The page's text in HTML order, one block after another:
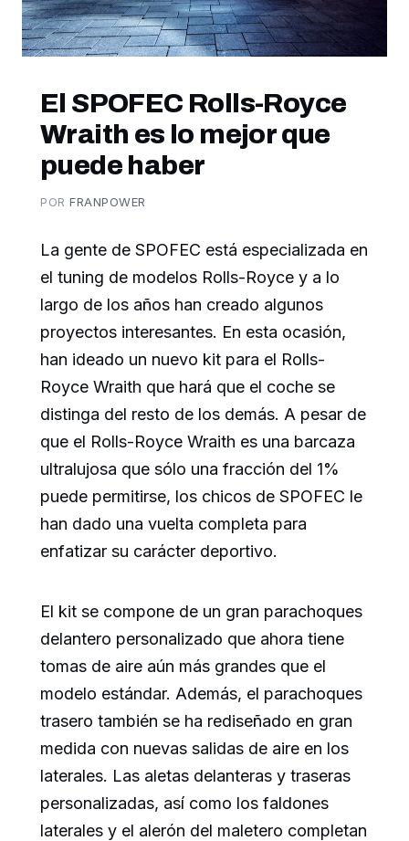
El SPOFEC Rolls-Royce
Wraith es lo mejor que
puede haber
PORFRANPOWER
La gente de SPOFEC está especializada en
el tuning de modelos Rolls-Royce y a lo
largo de los años han creado algunos
proyectos interesantes. En esta ocasión,
han ideado un nuevo kit para el Rolls-
Royce Wraith que hará que el coche se
distinga del resto de los demás. A pesar de
que el Rolls-Royce Wraith es una barcaza
ultralujosa que sólo una fracción del 1%
puede permitirse, los chicos de SPOFEC le
han dado una vuelta completa para
enfatizar su carácter deportivo.
El kit se compone de un gran parachoques
delantero personalizado que ahora tiene
tomas de aire aún más grandes que el
modelo estándar. Además, el parachoques
trasero también se ha rediseñado en gran
medida con nuevas salidas de aire en los
laterales. Las aletas delanteras y traseras
personalizadas, así como los faldones
laterales y el alerón del maletero completan